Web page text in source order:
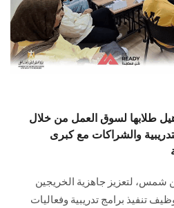
طلابها لسوق العمل من خلال
والشراكات مع كبرى
شمس، لتعزيز جاهزية الخريجين
تنفيذ برامج تدريبية وفعاليات